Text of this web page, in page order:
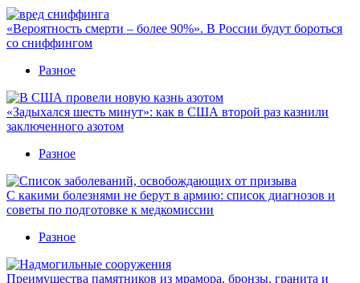
«Вероятность смерти – более 90%». В России будут бороться
со сниффингом
Разное
«Задыхался шесть минут»: как в США второй раз казнили
заключенного азотом
Разное
С какими болезнями не берут в армию: список диагнозов и
советы по подготовке к медкомиссии
Разное
Преимущества памятников из мрамора, бронзы, гранита и